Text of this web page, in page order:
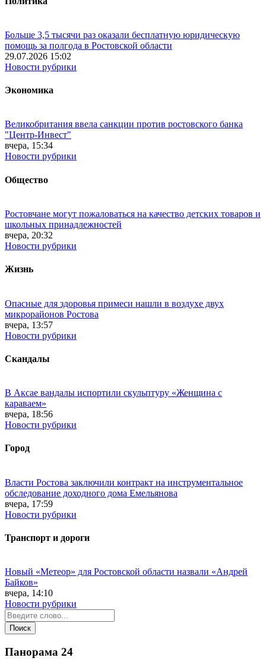
Больше 3,5 тысячи раз оказали бесплатную юридическую
помощь за полгода в Ростовской области
29.07.2026 15:02
Новости рубрики
Экономика
Великобритания ввела санкции против ростовского банка
"Центр-Инвест"
вчера, 15:34
Новости рубрики
Общество
Ростовчане могут пожаловаться на качество детских товаров и
школьных принадлежностей
вчера, 20:32
Новости рубрики
Жизнь
Опасные для здоровья примеси нашли в воздухе двух
микрорайонов Ростова
вчера, 13:57
Новости рубрики
Скандалы
В Аксае вандалы испортили скульптуру «Женщина с
караваем»
вчера, 18:56
Новости рубрики
Город
Власти Ростова заключили контракт на инструментальное
обследование доходного дома Емельянова
вчера, 17:59
Новости рубрики
Транспорт и дороги
Новый «Метеор» для Ростовской области назвали «Андрей
Байков»
вчера, 14:10
Новости рубрики
Панорама 24